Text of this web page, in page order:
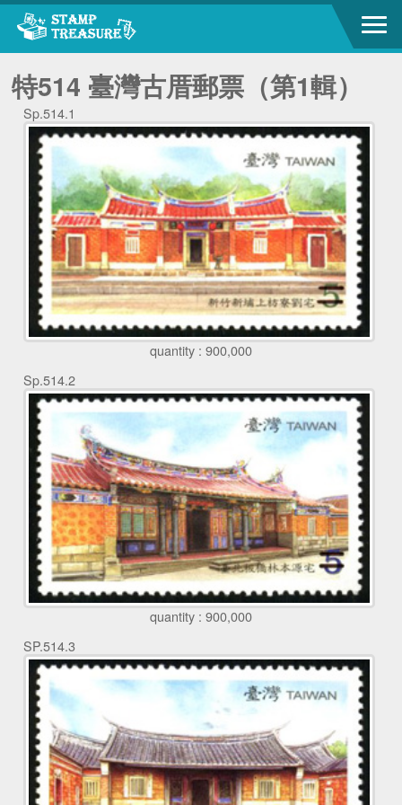
特514 臺灣古厝郵票（第1輯）
Sp.514.1
quantity : 900,000
Sp.514.2
quantity : 900,000
SP.514.3